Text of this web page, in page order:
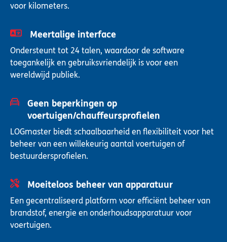
voor kilometers.
Meertalige interface
Ondersteunt tot 24 talen, waardoor de software
toegankelijk en gebruiksvriendelijk is voor een
wereldwijd publiek.
Geen beperkingen op
voertuigen/chauffeursprofielen
LOGmaster biedt schaalbaarheid en flexibiliteit voor het
beheer van een willekeurig aantal voertuigen of
bestuurdersprofielen.
Moeiteloos beheer van apparatuur
Een gecentraliseerd platform voor efficiënt beheer van
brandstof, energie en onderhoudsapparatuur voor
voertuigen.